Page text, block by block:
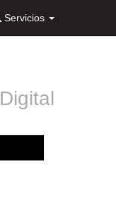
Servicios
Digital